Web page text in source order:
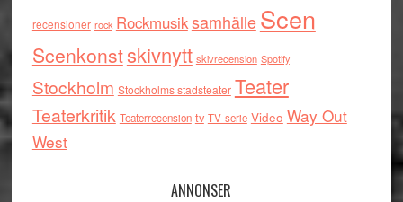
recensioner rock RockmusiksamhälleScen
Scenkonstskivnytt skivrecension Spotify
Stockholm Stockholms stadsteater Teater
Teaterkritik Teaterrecension tv TV-serie Video Way Out
West
ANNONSER